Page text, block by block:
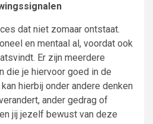
dat niet zomaar ontstaat.
en mentaal al, voordat ook
Er zijn meerdere
die je hiervoor goed in de
hierbij onder andere denken
ander gedrag of
jij jezelf bewust van deze